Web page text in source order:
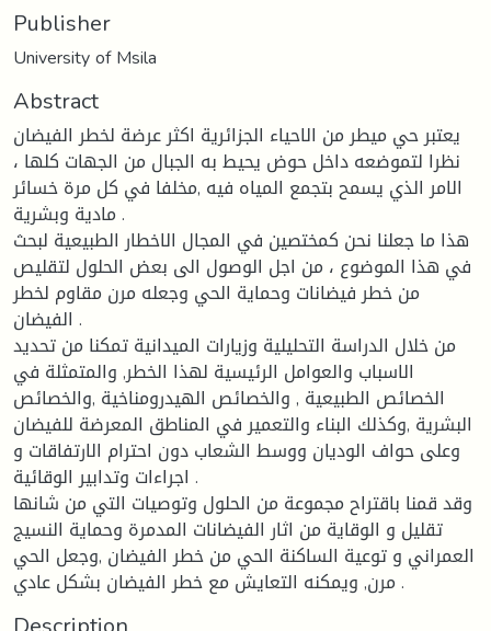
Publisher
University of Msila
Abstract
يعتبر حي ميطر من الاحياء الجزائرية اكثر عرضة لخطر الفيضان
نظرا لتموضعه داخل حوض يحيط به الجبال من الجهات كلها ،
الامر الذي يسمح بتجمع المياه فيه ,مخلفا في كل مرة خسائر
مادية وبشرية .
هذا ما جعلنا نحن كمختصين في المجال الاخطار الطبيعية لبحث
في هذا الموضوع ، من اجل الوصول الى بعض الحلول لتقليص
من خطر فيضانات وحماية الحي وجعله مرن مقاوم لخطر
الفيضان .
من خلال الدراسة التحليلية وزيارات الميدانية تمكنا من تحديد
الاسباب والعوامل الرئيسية لهذا الخطر, والمتمثلة في
الخصائص الطبيعية , والخصائص الهيدرومناخية ,والخصائص
البشرية ,وكذلك البناء والتعمير في المناطق المعرضة للفيضان
وعلى حواف الوديان ووسط الشعاب دون احترام الارتفاقات و
اجراءات وتدابير الوقائية .
وقد قمنا باقتراح مجموعة من الحلول وتوصيات التي من شانها
تقليل و الوقاية من اثار الفيضانات المدمرة وحماية النسيج
العمراني و توعية الساكنة الحي من خطر الفيضان ,وجعل الحي
مرن, ويمكنه التعايش مع خطر الفيضان بشكل عادي .